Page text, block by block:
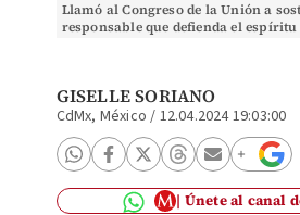
Llamó al Congreso de la Unión a
responsable que defienda el espíritu
GISELLE SORIANO
CdMx, México / 12.04.2024 19:03:00
Únete al canal